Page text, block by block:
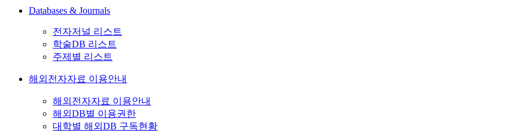
Databases & Journals
전자저널 리스트
학술DB 리스트
주제별 리스트
해외전자자료 이용안내
해외전자자료 이용안내
해외DB별 이용권한
대학별 해외DB 구독현황